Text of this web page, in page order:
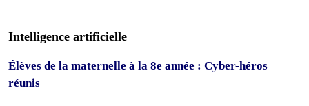
Intelligence artificielle
Élèves de la maternelle à la 8e année : Cyber-héros
réunis